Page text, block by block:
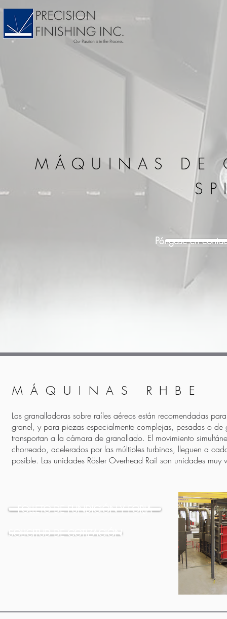
MÁQUINAS DE
Póngase en
MÁQUINAS RHBE
Las granalladoras sobre raíles aéreos están recomendadas
granel, y para piezas especialmente complejas, pesadas o
transportan a la cámara de granallado. El movimiento
chorreado, acelerados por las múltiples turbinas, lleguen a
posible. Las unidades Rösler Overhead Rail son unidades
FOLLETO DE FUNDICIÓN Y FORJA
SOLICITUD DE COTIZACIÓN